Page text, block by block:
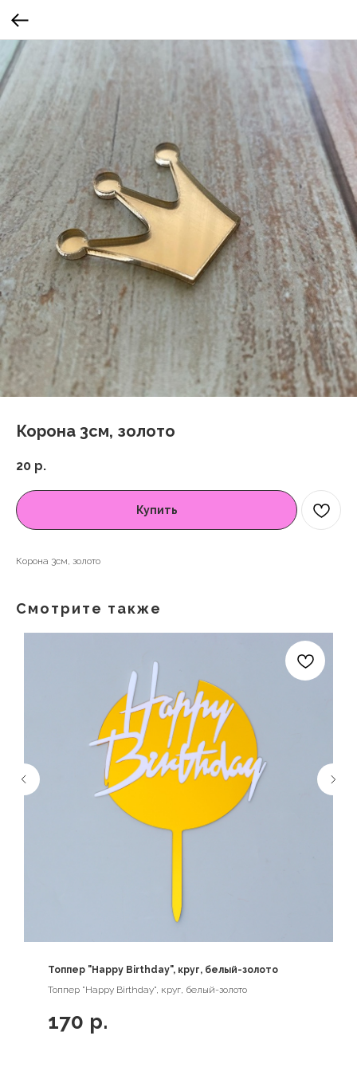
Корона 3см, золото
20 р.
Купить
Корона 3см, золото
Смотрите также
Топпер "Happy Birthday", круг, белый-золото
Топпер "Happy Birthday", круг, белый-золото
170 р.